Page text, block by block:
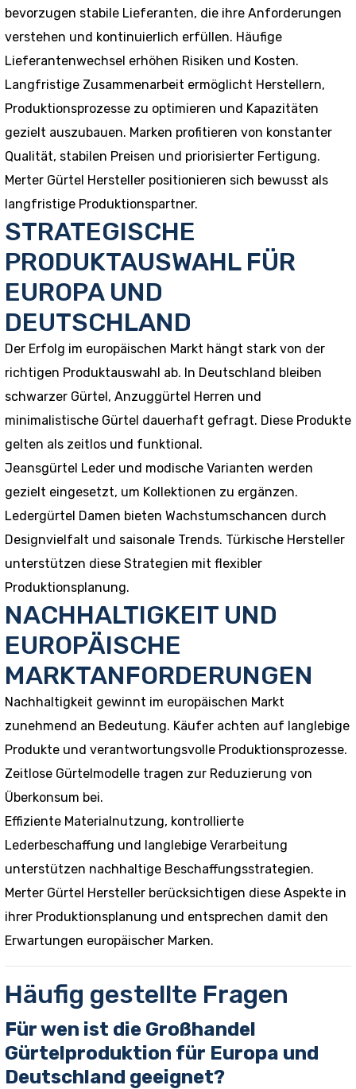
bevorzugen stabile Lieferanten, die ihre Anforderungen
verstehen und kontinuierlich erfüllen. Häufige
Lieferantenwechsel erhöhen Risiken und Kosten.
Langfristige Zusammenarbeit ermöglicht Herstellern,
Produktionsprozesse zu optimieren und Kapazitäten
gezielt auszubauen. Marken profitieren von konstanter
Qualität, stabilen Preisen und priorisierter Fertigung.
Merter Gürtel Hersteller positionieren sich bewusst als
langfristige Produktionspartner.
STRATEGISCHE
PRODUKTAUSWAHL FÜR
EUROPA UND
DEUTSCHLAND
Der Erfolg im europäischen Markt hängt stark von der
richtigen Produktauswahl ab. In Deutschland bleiben
schwarzer Gürtel, Anzuggürtel Herren und
minimalistische Gürtel dauerhaft gefragt. Diese Produkte
gelten als zeitlos und funktional.
Jeansgürtel Leder und modische Varianten werden
gezielt eingesetzt, um Kollektionen zu ergänzen.
Ledergürtel Damen bieten Wachstumschancen durch
Designvielfalt und saisonale Trends. Türkische Hersteller
unterstützen diese Strategien mit flexibler
Produktionsplanung.
NACHHALTIGKEIT UND
EUROPÄISCHE
MARKTANFORDERUNGEN
Nachhaltigkeit gewinnt im europäischen Markt
zunehmend an Bedeutung. Käufer achten auf langlebige
Produkte und verantwortungsvolle Produktionsprozesse.
Zeitlose Gürtelmodelle tragen zur Reduzierung von
Überkonsum bei.
Effiziente Materialnutzung, kontrollierte
Lederbeschaffung und langlebige Verarbeitung
unterstützen nachhaltige Beschaffungsstrategien.
Merter Gürtel Hersteller berücksichtigen diese Aspekte in
ihrer Produktionsplanung und entsprechen damit den
Erwartungen europäischer Marken.
Häufig gestellte Fragen
Für wen ist die Großhandel
Gürtelproduktion für Europa und
Deutschland geeignet?